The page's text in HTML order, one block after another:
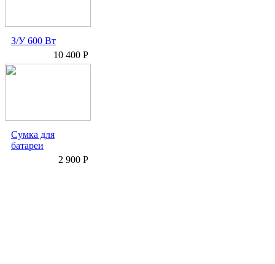
З/У 600 Вт
10 400 Р
Сумка для
батареи
2 900 Р